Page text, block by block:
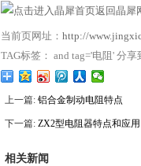
返回晶犀
当前页网址： http://
TAG标签： and tag='电阻' 分享
上一篇: 铝合金制动电阻特点
下一篇: ZX2型电阻器特点和应用
相关新闻